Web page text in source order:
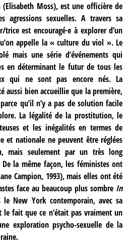
Moss), est une officière de
agressions sexuelles. A travers sa
est encouragé·e à explorer d’un
appelle la « culture du viol ». Le
mais une série d’événements qui
en déterminant le futur de tous les
qui ne sont pas encore nés. La
aussi bien accueillie que la première,
qu’il n’y a pas de solution facile
La légalité de la prostitution, le
et les inégalités en termes de
et nationale ne peuvent être réglées
mais seulement par un très long
De la même façon, les féministes ont
Campion, 1993), mais elles ont été
face au beaucoup plus sombre In
New York contemporain, avec sa
le fait que ce n’était pas vraiment un
exploration psycho-sexuelle de la